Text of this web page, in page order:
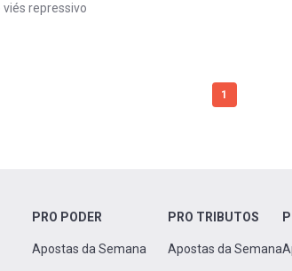
repressivo
1
PRO PODER
Apostas da Semana
PRO TRIBUTOS
Apostas da Semana